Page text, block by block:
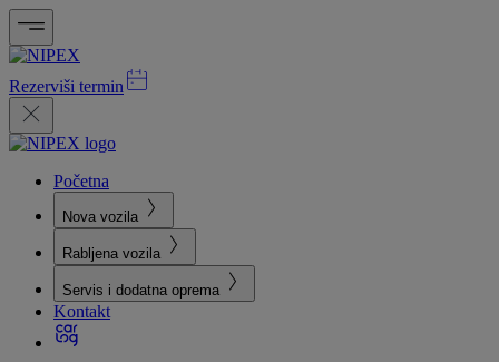
Rezerviši termin
Početna
Nova vozila
Rabljena vozila
Servis i dodatna oprema
Kontakt